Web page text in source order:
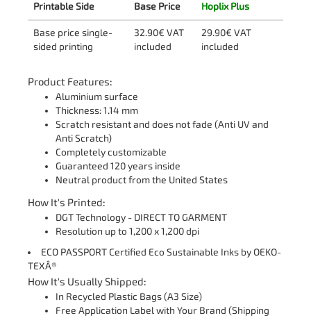
Printable Side Base Price
Hoplix Plus
Base price single-
sided printing
32.90€ VAT
included
29.90€ VAT
included
Product Features:
Aluminium surface
Thickness: 1.14 mm
Scratch resistant and does not fade (Anti UV and
Anti Scratch)
Completely customizable
Guaranteed 120 years inside
Neutral product from the United States
How It's Printed:
DGT Technology - DIRECT TO GARMENT
Resolution up to 1,200 x 1,200 dpi
ECO PASSPORT Certified Eco Sustainable Inks by OEKO-
TEXÂ®
How It's Usually Shipped:
In Recycled Plastic Bags (A3 Size)
Free Application Label with Your Brand (Shipping